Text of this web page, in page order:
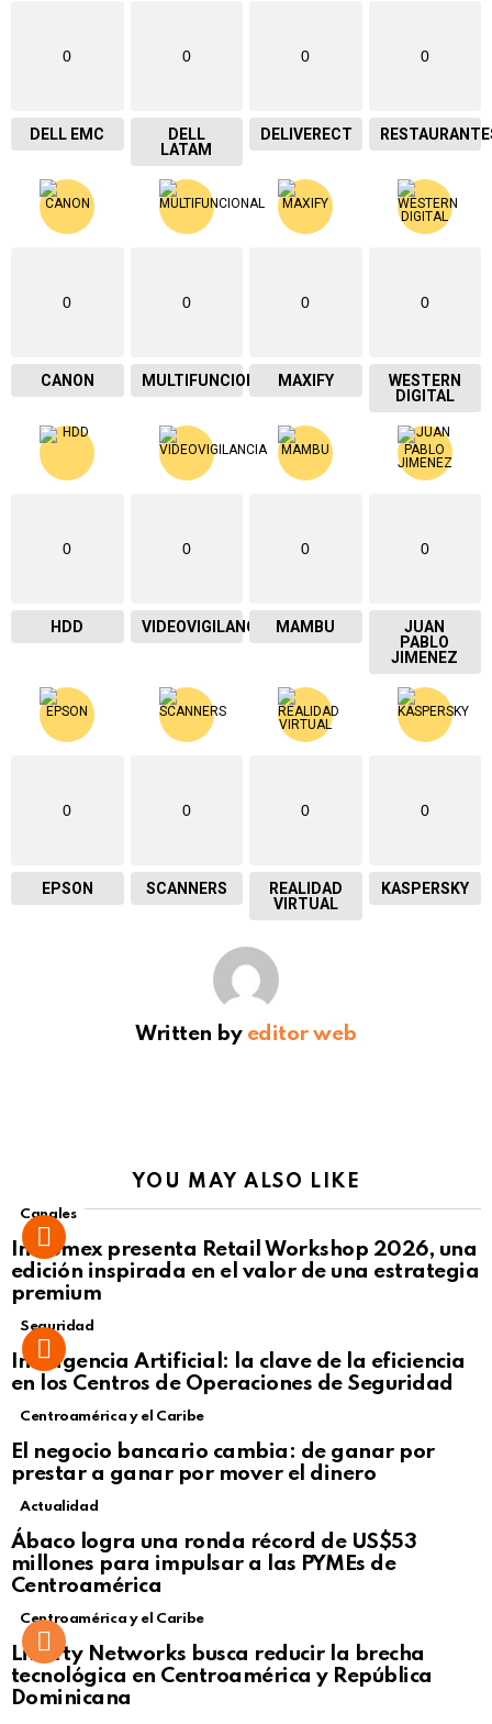
0
DELL EMC
0
DELL
LATAM
0
DELIVERECT
0
0
CANON
0
MULTIFUNCIONAL
0
MAXIFY
0
WESTERN
DIGITAL
0
HDD
0
VIDEOVIGILANCIA
0
MAMBU
0
JUAN
PABLO
JIMENEZ
0
EPSON
0
SCANNERS
0
REALIDAD
VIRTUAL
0
KASPERSKY
Written by editor web
YOU MAY ALSO LIKE
Canales
Intcomex presenta Retail Workshop 2026, una
edición inspirada en el valor de una estrategia
premium
Seguridad
Inteligencia Artificial: la clave de la eficiencia
en los Centros de Operaciones de Seguridad
Centroamérica y el Caribe
El negocio bancario cambia: de ganar por
prestar a ganar por mover el dinero
Not Safe For Work
Click to view this post
Actualidad
Ábaco logra una ronda récord de US$53
millones para impulsar a las PYMEs de
Centroamérica
Centroamérica y el Caribe
Liberty Networks busca reducir la brecha
tecnológica en Centroamérica y República
Dominicana